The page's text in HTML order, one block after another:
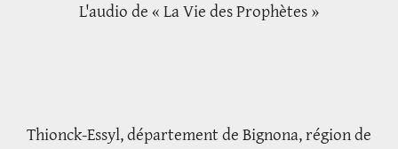
L'audio de « La Vie des Prophètes »
Thionck-Essyl, département de Bignona, région de